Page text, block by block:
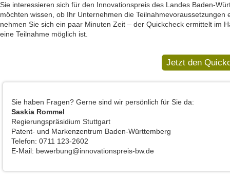
Sie interessieren sich für den Innovationspreis des Landes Baden-
möchten wissen, ob Ihr Unternehmen die Teilnahmevoraussetzungen
nehmen Sie sich ein paar Minuten Zeit – der Quickcheck ermittelt im
eine Teilnahme möglich ist.
Jetzt den
Sie haben Fragen? Gerne sind wir persönlich für Sie da:
Saskia Rommel
Regierungspräsidium Stuttgart
Patent- und Markenzentrum Baden-Württemberg
Telefon: 0711 123-2602
E-Mail: bewerbung@innovationspreis-bw.de